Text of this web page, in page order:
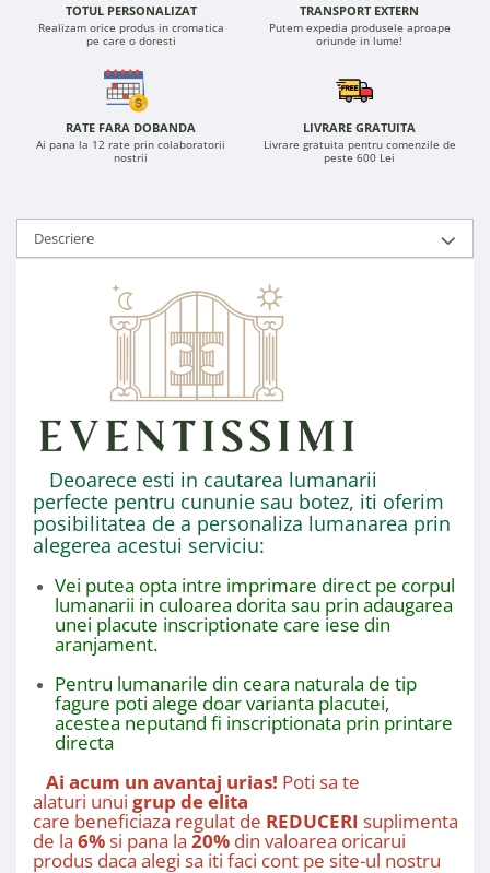
TOTUL PERSONALIZAT
Realizam orice produs in cromatica
pe care o doresti
TRANSPORT EXTERN
Putem expedia produsele aproape
oriunde in lume!
RATE FARA DOBANDA
Ai pana la 12 rate prin colaboratorii
nostrii
LIVRARE GRATUITA
Livrare gratuita pentru comenzile de
peste 600 Lei
Descriere
Deoarece esti in cautarea lumanarii
perfecte pentru cununie sau botez, iti oferim
posibilitatea de a personaliza lumanarea prin
alegerea acestui serviciu:
Vei putea opta intre imprimare direct pe corpul
lumanarii in culoarea dorita sau prin adaugarea
unei placute inscriptionate care iese din
aranjament.
Pentru lumanarile din ceara naturala de tip
fagure poti alege doar varianta placutei,
acestea neputand fi inscriptionata prin printare
directa
Ai acum un avantaj urias! Poti sa te
alaturi unui grup de elita
care beneficiaza regulat de REDUCERI suplimentare
de la 6%si pana la 20% din valoarea oricarui
produs daca alegi sa iti faci cont pe site-ul nostru